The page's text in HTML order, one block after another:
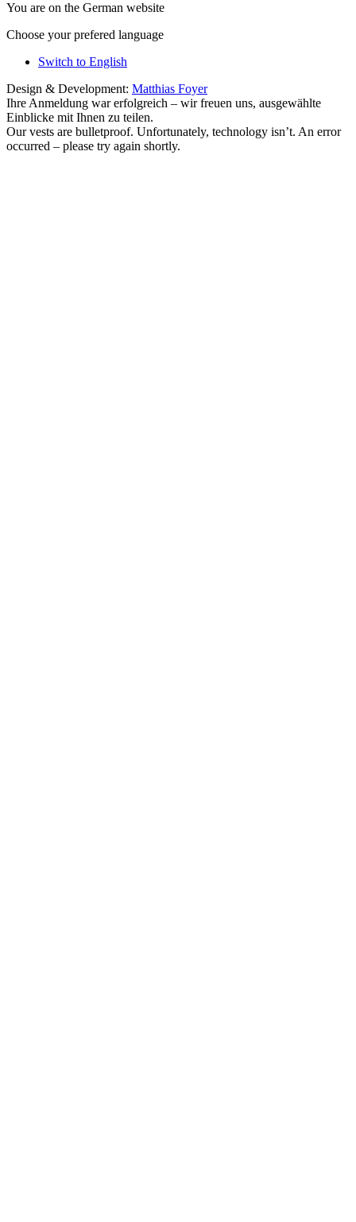
You are on the German website
Choose your prefered language
Switch to English
Design & Development: Matthias Foyer
Ihre Anmeldung war erfolgreich – wir freuen uns, ausgewählte
Einblicke mit Ihnen zu teilen.
Our vests are bulletproof. Unfortunately, technology isn’t. An error
occurred – please try again shortly.